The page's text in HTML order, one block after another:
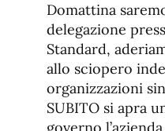
Domattina
delegazione
Standard,
allo sciopero
organizzazioni
SUBITO si apra